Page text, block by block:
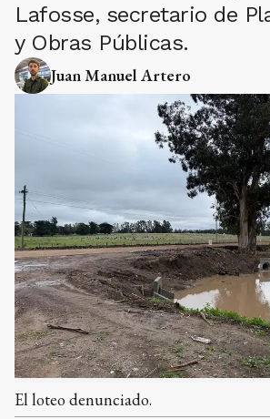
Lafosse, secretario de
y Obras Públicas.
Juan Manuel Artero
El loteo denunciado.